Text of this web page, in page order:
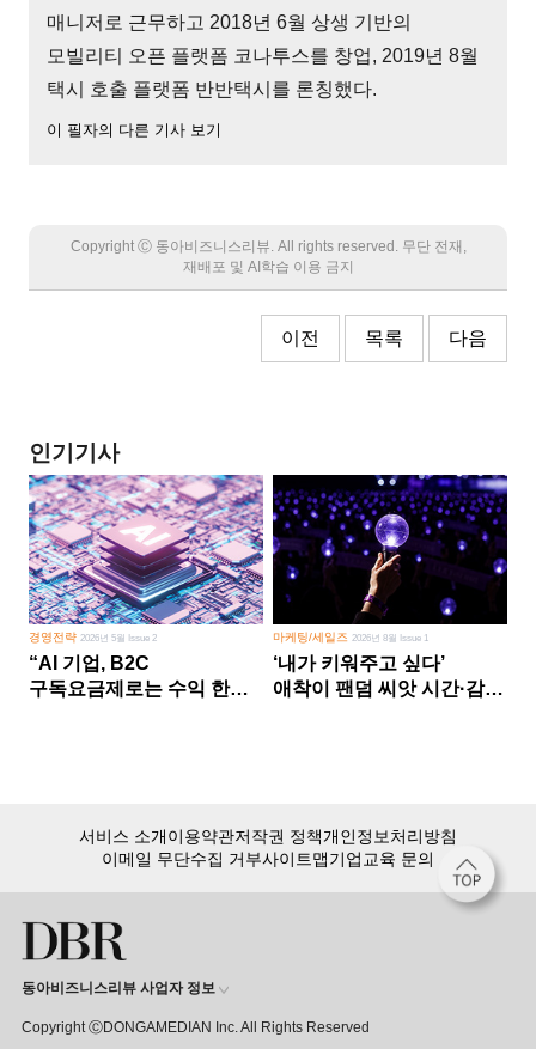
매니저로 근무하고 2018년 6월 상생 기반의
모빌리티 오픈 플랫폼 코나투스를 창업, 2019년 8월
택시 호출 플랫폼 반반택시를 론칭했다.
이 필자의 다른 기사 보기
Copyright Ⓒ 동아비즈니스리뷰. All rights reserved. 무단 전재,
재배포 및 AI학습 이용 금지
이전 목록 다음
인기기사
경영전략 2026년 5월 Issue 2
“AI 기업, B2C
구독요금제로는 수익 한계
마케팅/세일즈 2026년 8월 Issue 1
‘내가 키워주고 싶다’
애착이 팬덤 씨앗 시간·감정
서비스 소개이용약관저작권 정책개인정보처리방침
이메일 무단수집 거부사이트맵기업교육 문의
동아비즈니스리뷰 사업자 정보
Copyright ⒸDONGAMEDIAN Inc. All Rights Reserved